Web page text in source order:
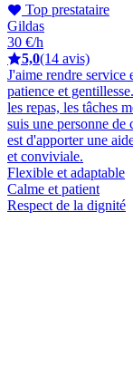
Top prestataire
Gildas
30 €/h
5,0(14 avis)
J'aime rendre service
patience et
les repas, les tâches
suis une personne
est d'apporter une
et conviviale.
Flexible et adaptable
Calme et patient
Respect de la dignité